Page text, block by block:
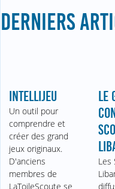
DERNIERS
INTELLIJEU
Un outil pour
comprendre et
créer des grand
jeux originaux.
D'anciens
membres de
LaToileScoute se
LE
Les